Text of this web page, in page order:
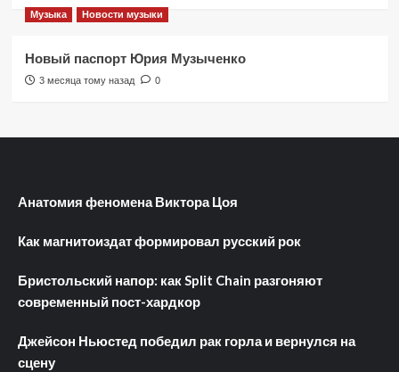
Музыка Новости музыки
Новый паспорт Юрия Музыченко
3 месяца тому назад 0
Анатомия феномена Виктора Цоя
Как магнитоиздат формировал русский рок
Бристольский напор: как Split Chain разгоняют
современный пост-хардкор
Джейсон Ньюстед победил рак горла и вернулся на
сцену